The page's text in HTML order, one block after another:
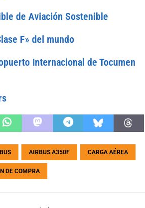
de Aviación Sostenible
F» del mundo
Internacional de Tocumen
AIRBUS A350F CARGA AÉREA
DE COMPRA